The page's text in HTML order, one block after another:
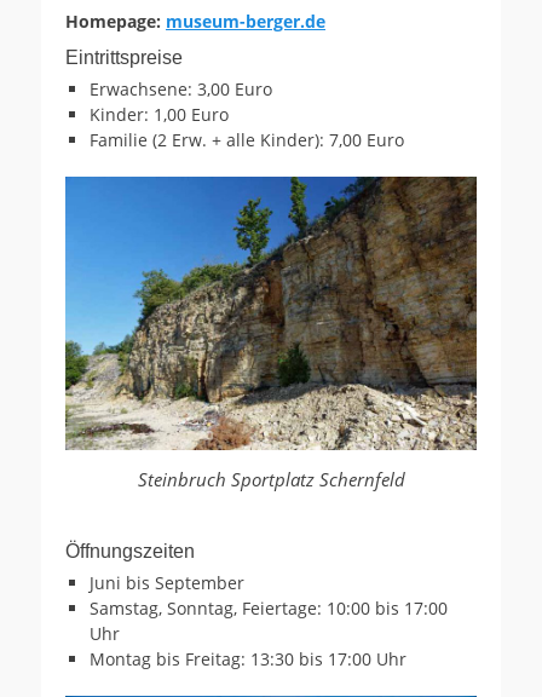
Homepage: museum-berger.de
Eintrittspreise
Erwachsene: 3,00 Euro
Kinder: 1,00 Euro
Familie (2 Erw. + alle Kinder): 7,00 Euro
Steinbruch Sportplatz Schernfeld
Öffnungszeiten
Juni bis September
Samstag, Sonntag, Feiertage: 10:00 bis 17:00
Uhr
Montag bis Freitag: 13:30 bis 17:00 Uhr